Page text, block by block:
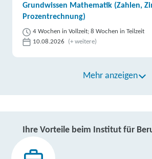
Grundwissen Mathematik (Zahlen,
Prozentrechnung)
4 Wochen in Vollzeit; 8 Wochen in Teilzeit
10.08.2026
(+ weitere)
Mehr anzeigen
Ihre Vorteile beim Institut für